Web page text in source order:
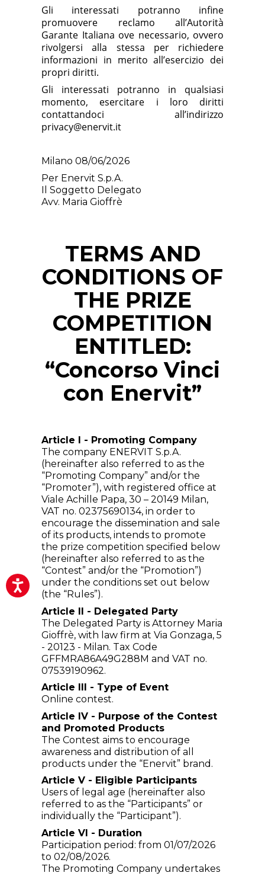
Gli interessati potranno infine
promuovere reclamo all’Autorità
Garante Italiana ove necessario, ovvero
rivolgersi alla stessa per richiedere
informazioni in merito all’esercizio dei
propri diritti.
Gli interessati potranno in qualsiasi
momento, esercitare i loro diritti
contattandoci all’indirizzo
privacy@enervit.it
Milano 08/06/2026
Per Enervit S.p.A.
Il Soggetto Delegato
Avv. Maria Gioffrè
TERMS AND
CONDITIONS OF
THE PRIZE
COMPETITION
ENTITLED:
“Concorso Vinci
con Enervit”
Article I - Promoting Company
The company ENERVIT S.p.A.
(hereinafter also referred to as the
“Promoting Company” and/or the
“Promoter”), with registered office at
Viale Achille Papa, 30 – 20149 Milan,
VAT no. 02375690134, in order to
encourage the dissemination and sale
of its products, intends to promote
the prize competition specified below
(hereinafter also referred to as the
“Contest” and/or the “Promotion”)
under the conditions set out below
(the “Rules”).
Article II - Delegated Party
The Delegated Party is Attorney Maria
Gioffrè, with law firm at Via Gonzaga, 5
- 20123 - Milan. Tax Code
GFFMRA86A49G288M and VAT no.
07539190962.
Article III - Type of Event
Online contest.
Article IV - Purpose of the Contest
and Promoted Products
The Contest aims to encourage
awareness and distribution of all
products under the “Enervit” brand.
Article V - Eligible Participants
Users of legal age (hereinafter also
referred to as the “Participants” or
individually the “Participant”).
Article VI - Duration
Participation period: from 01/07/2026
to 02/08/2026.
The Promoting Company undertakes